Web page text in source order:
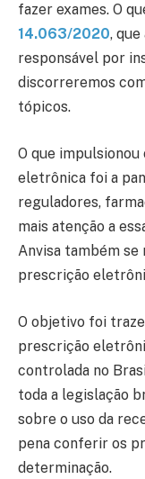
fazer exames. O
14.063/2020,
responsável por
discorreremos
tópicos.
O que
eletrônica foi a
reguladores,
mais atenção a
Anvisa também se
prescrição
O objetivo foi
prescrição
controlada no
toda a legislação
sobre o uso da
pena conferir os
determinação.